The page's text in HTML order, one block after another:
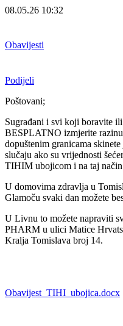
08.05.26 10:32
Obavijesti
Podijeli
Poštovani;
Sugrađani i svi koji boravite
BESPLATNO izmjerite
dopuštenim granicama
slučaju ako su vrijednosti
TIHIM ubojicom i na taj
U domovima zdravlja u
Glamoču svaki dan možete
U Livnu to možete napraviti
PHARM u ulici Matice
Kralja Tomislava broj 14.
Obavijest_TIHI_ubojica.docx